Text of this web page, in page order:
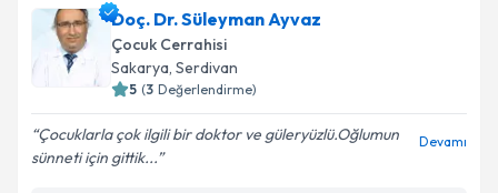
Doç. Dr. Süleyman Ayvaz
Çocuk Cerrahisi
Sakarya, Serdivan
5 (3 Değerlendirme)
Çocuklarla çok ilgili bir doktor ve güleryüzlü.Oğlumun
sünneti için gittik...
Devamı